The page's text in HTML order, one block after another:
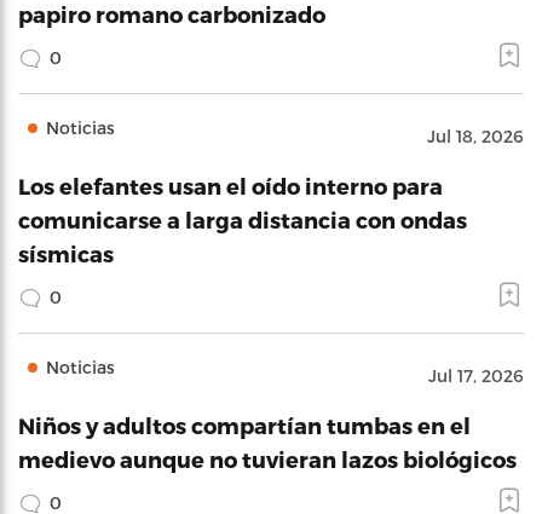
papiro romano carbonizado
0
Noticias Jul 18, 2026
Los elefantes usan el oído interno para
comunicarse a larga distancia con ondas
sísmicas
0
Noticias Jul 17, 2026
Niños y adultos compartían tumbas en el
medievo aunque no tuvieran lazos biológicos
0